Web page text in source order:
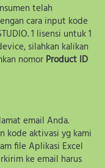
telah
cara input kode
1 lisensi untuk 1
silahkan kalikan
nomor Product ID
email Anda.
kode aktivasi yg kami
file Aplikasi Excel
ke email harus